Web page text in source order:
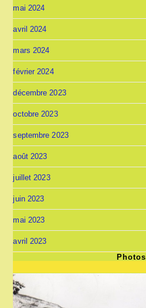
mai 2024
avril 2024
mars 2024
février 2024
décembre 2023
octobre 2023
septembre 2023
août 2023
juillet 2023
juin 2023
mai 2023
avril 2023
Photos